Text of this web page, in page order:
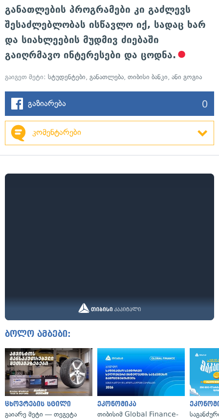
განათლების პროგრამები კი გაძლევს
შესაძლებლობას ისწავლო იქ, სადაც ხარ
და სიახლეების მუდმივ ძიებაში
გაიღრმავო ინტერესები და ცოდნა.
გაიგეთ მეტი: სტუდენტები, განათლება, თიბისი ბანკი, ანი გოგია
გაზიარება 0
კომენტარები
ბოლო ამბები:
ცხოვრების სტილი
გაიარე მეტი — თეგეტა
ეკონომიკა
თიბისიმ Global Finance-